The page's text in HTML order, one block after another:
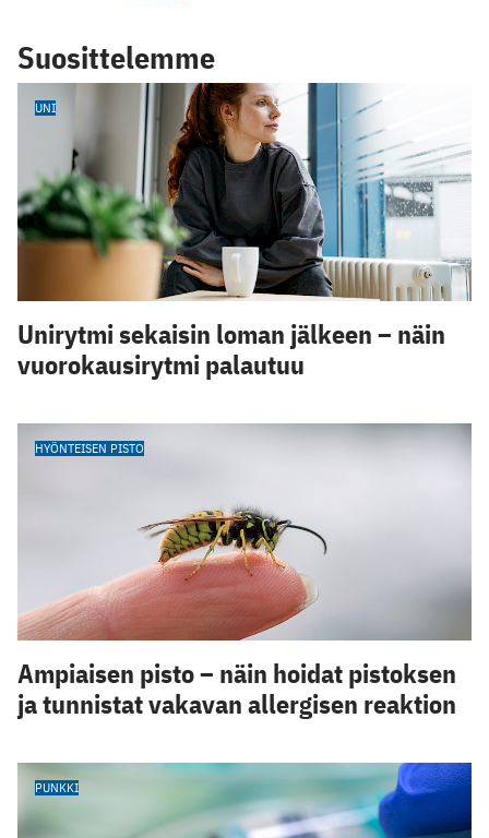
Suosittelemme
UNI
Unirytmi sekaisin loman jälkeen – näin
vuorokausirytmi palautuu
HYÖNTEISEN PISTO
Ampiaisen pisto – näin hoidat pistoksen
ja tunnistat vakavan allergisen reaktion
PUNKKI